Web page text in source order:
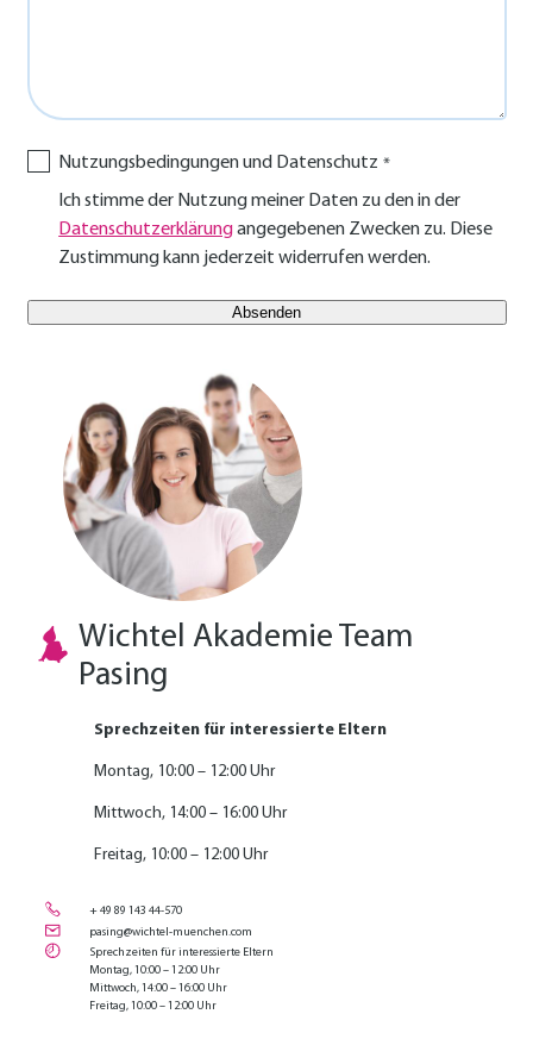
Nutzungsbedingungen und Datenschutz
Ich stimme der Nutzung meiner Daten zu den in der
Datenschutzerklärungangegebenen Zwecken zu. Diese
Zustimmung kann jederzeit widerrufen werden.
E-Mail Benutzer
Wichtel Akademie Team
Pasing
Sprechzeiten für interessierte Eltern
Montag, 10:00 – 12:00 Uhr
Mittwoch, 14:00 – 16:00 Uhr
Freitag, 10:00 – 12:00 Uhr
+ 49 89 143 44-570
pasing@wichtel-muenchen.com
Sprechzeiten für interessierte Eltern
Montag, 10:00 – 12:00 Uhr
Mittwoch, 14:00 – 16:00 Uhr
Freitag, 10:00 – 12:00 Uhr